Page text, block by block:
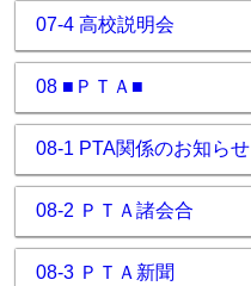
07-4 高校説明会
08 ■ＰＴＡ■
08-1 PTA関係のお知らせ
08-2 ＰＴＡ諸会合
08-3 ＰＴＡ新聞